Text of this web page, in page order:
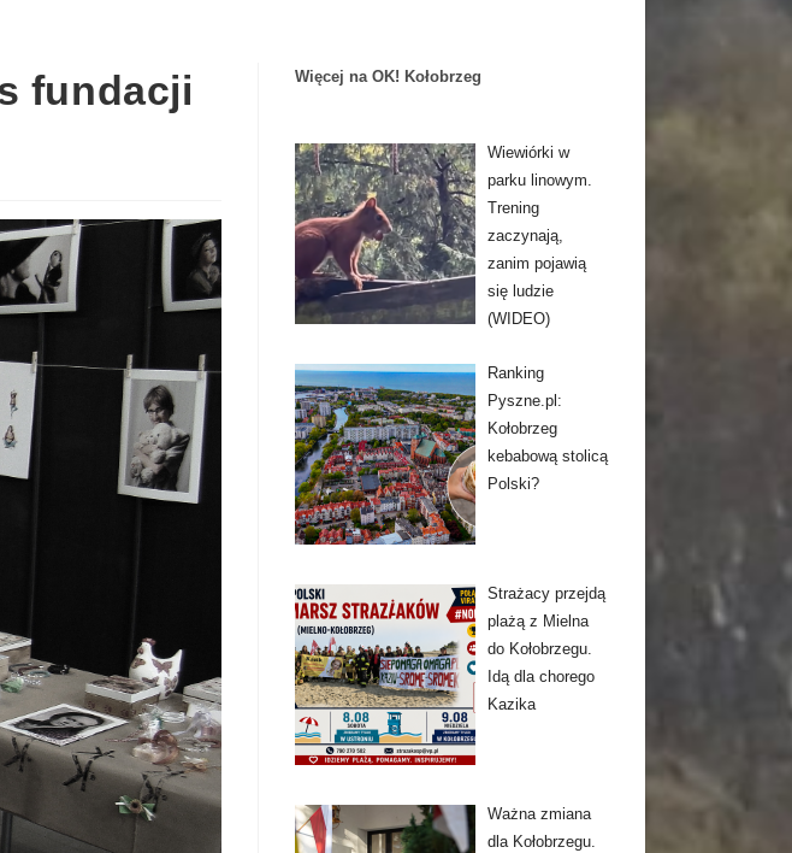
fundacji
Więcej na OK! Kołobrzeg
Wiewiórki w
parku linowym.
Trening
zaczynają,
zanim pojawią
się ludzie
(WIDEO)
Ranking
Pyszne.pl:
Kołobrzeg
kebabową stolicą
Polski?
Strażacy przejdą
plażą z Mielna
do Kołobrzegu.
Idą dla chorego
Kazika
Ważna zmiana
dla Kołobrzegu.